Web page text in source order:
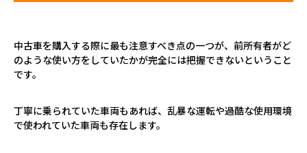
中古車を購入する際に最も注意すべき点の一つが、前所有者がど
のような使い方をしていたかが完全には把握できないということ
です。
丁寧に乗られていた車両もあれば、乱暴な運転や過酷な使用環境
で使われていた車両も存在します。